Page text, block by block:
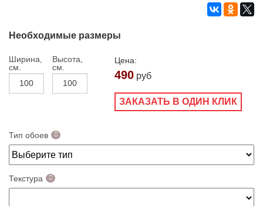
Необходимые размеры
Ширина,
см.
Высота,
см.
Цена:
490 руб
ЗАКАЗАТЬ В ОДИН КЛИК
Тип обоев
Текстура